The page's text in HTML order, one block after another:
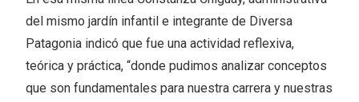
del mismo jardín infantil e integrante de Diversa
Patagonia indicó que fue una actividad reflexiva,
teórica y práctica, “donde pudimos analizar conceptos
que son fundamentales para nuestra carrera y nuestras